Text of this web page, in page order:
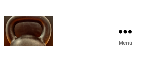
Menü